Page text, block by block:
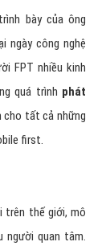
bày của ông
ngày công nghệ
FPT nhiều kinh
quá trình phát
cho tất cả những
first.
trên thế giới, mô
người quan tâm.